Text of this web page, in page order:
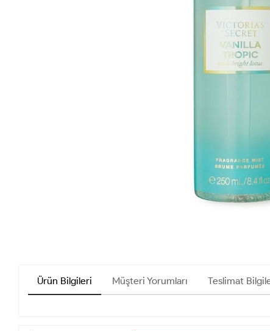
Ürün Bilgileri Müşteri Yorumları Teslimat